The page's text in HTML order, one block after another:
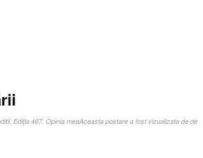
,Ediţia 467,Opinia meaAceasta postare a fost vizualizata de de